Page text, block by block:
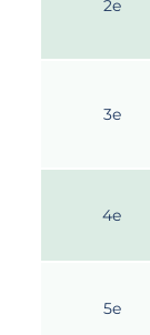
2e
3e
4e
5e